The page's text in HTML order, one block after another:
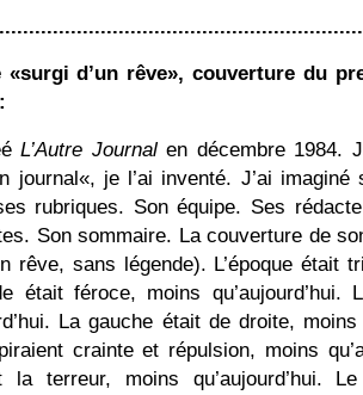
«surgi d’un rêve», couverture du
:
L’Autre Journal en décembre 1984.
journal«, je l’ai inventé. J’ai imaginé
rubriques. Son équipe. Ses
Son sommaire. La couverture de
rêve, sans légende). L’époque était
était féroce, moins qu’aujourd’hui.
La gauche était de droite,
crainte et répulsion, moins
la terreur, moins qu’aujourd’hui.